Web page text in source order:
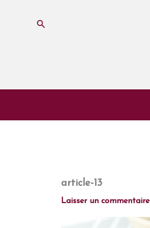
Rechercher
article-13
Laisser un commentaire